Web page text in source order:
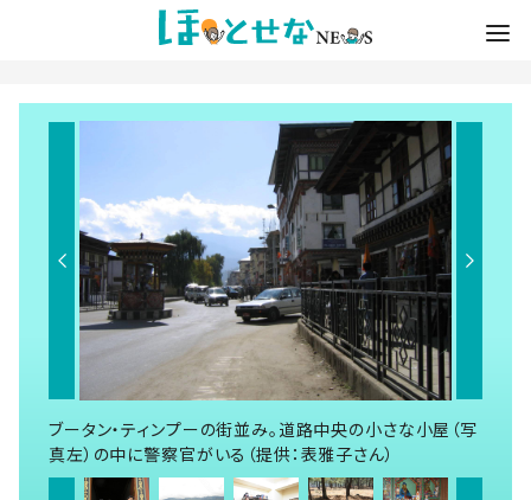
ブータン・ティンプーの街並み。道路中央の小さな小屋（写
真左）の中に警察官がいる（提供：表雅子さん）